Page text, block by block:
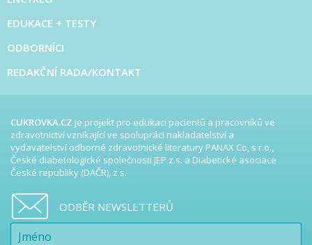
EDUKACE + TESTY
ODBORNÍCI
REDAKČNÍ RADA/KONTAKT
CUKROVKA.CZ je projekt pro edukaci pacientů a pracovníků ve
zdravotnictví vznikající ve spolupráci nakladatelství a
vydavatelství odborné zdravotnické literatury PANAX Co, s.r.o.,
České diabetologické společnosti JEP z.s. a Diabetické asociace
České republiky (DAČR), z.s.
ODBĚR NEWSLETTERŮ